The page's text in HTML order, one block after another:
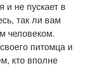
и не пускает в
так ли вам
человеком.
питомца и
кто вполне